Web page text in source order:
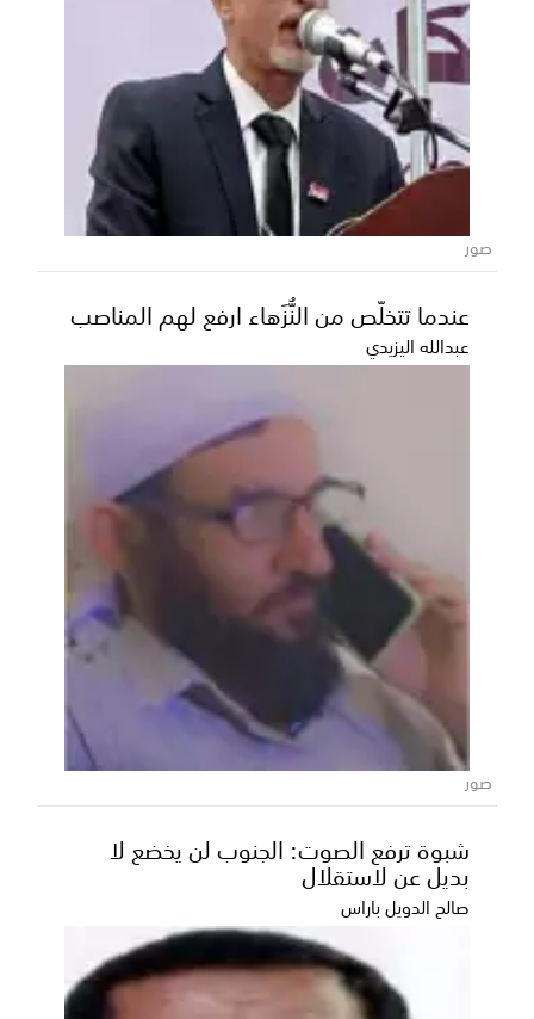
المنطقة العسكرية الأولى تؤكد جاهزيتها
العالية لتعزيز أمن واستقرار حضرموت
أكدت قيادة المنطقة العسكرية الأولى استمرار قواتها في
تنفيذ مهامها الوطنية والعسكرية بكامل الجاهزية و...
عقب اتصال من المحافظ الخنبشي.. اللواء
بن بريك يتراجع عن تجميد عضويته في
تحضيرية التنسيقي الأعلى بحضرموت
أعلن اللواء الركن أحمد سعيد بن بريك، محافظ حضرموت
الأسبق، تراجعه عن قرار تجميد عضويته في اللجنة التح...
صور
عندما تتخلّص من النُّزَهاء ارفع لهم المناصب
عبدالله اليزيدي
صور
شبوة ترفع الصوت: الجنوب لن يخضع لا
بديل عن لاستقلال
صالح الدويل باراس